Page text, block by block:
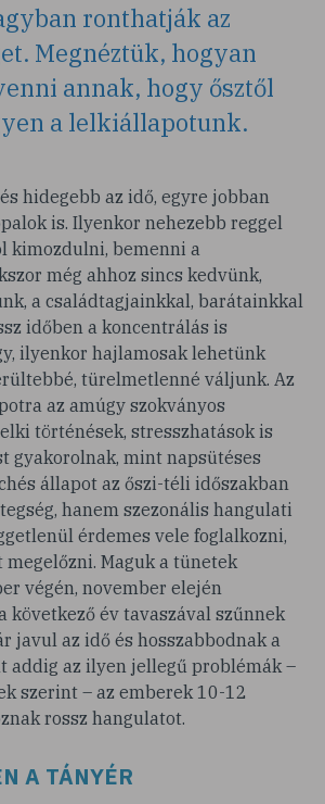
ronthatják az
Megnéztük, hogyan
annak, hogy ősztől
a lelkiállapotunk.
hidegebb az idő, egyre jobban
is. Ilyenkor nehezebb reggel
kimozdulni, bemenni a
még ahhoz sincs kedvünk,
a családtagjainkkal, barátainkkal
időben a koncentrálás is
ilyenkor hajlamosak lehetünk
türelmetlenné váljunk. Az
az amúgy szokványos
történések, stresszhatások is
gyakorolnak, mint napsütéses
állapot az őszi-téli időszakban
hanem szezonális hangulati
érdemes vele foglalkozni,
Maguk a tünetek
végén, november elején
következő év tavaszával szűnnek
javul az idő és hosszabbodnak a
addig az ilyen jellegű problémák –
szerint – az emberek 10-12
rossz hangulatot.
A TÁNYÉR